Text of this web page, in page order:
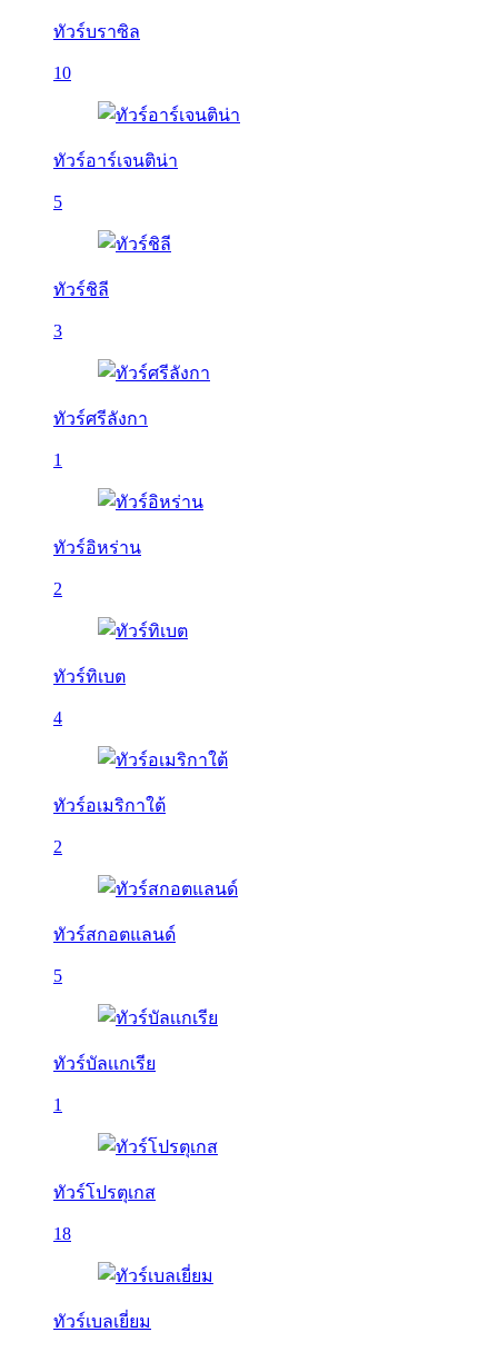
ทัวร์บราซิล
10
ทัวร์อาร์เจนติน่า
5
ทัวร์ชิลี
3
ทัวร์ศรีลังกา
1
ทัวร์อิหร่าน
2
ทัวร์ทิเบต
4
ทัวร์อเมริกาใต้
2
ทัวร์สกอตแลนด์
5
ทัวร์บัลเเกเรีย
1
ทัวร์โปรตุเกส
18
ทัวร์เบลเยี่ยม